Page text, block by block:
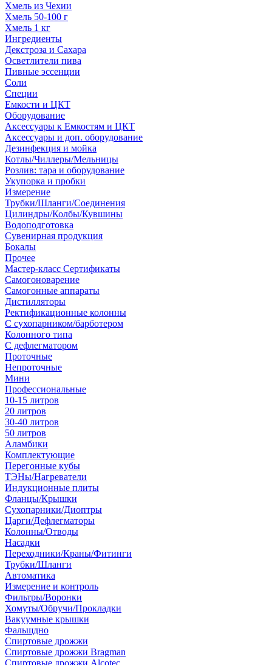
Хмель из Чехии
Хмель 50-100 г
Хмель 1 кг
Ингредиенты
Декстроза и Сахара
Осветлители пива
Пивные эссенции
Соли
Специи
Емкости и ЦКТ
Оборудование
Аксессуары к Емкостям и ЦКТ
Аксессуары и доп. оборудование
Дезинфекция и мойка
Котлы/Чиллеры/Мельницы
Розлив: тара и оборудование
Укупорка и пробки
Измерение
Трубки/Шланги/Соединения
Цилиндры/Колбы/Кувшины
Водоподготовка
Сувенирная продукция
Бокалы
Прочее
Мастер-класс Сертификаты
Самогоноварение
Самогонные аппараты
Дистилляторы
Ректификационные колонны
С сухопарником/барботером
Колонного типа
С дефлегматором
Проточные
Непроточные
Мини
Профессиональные
10-15 литров
20 литров
30-40 литров
50 литров
Аламбики
Комплектующие
Перегонные кубы
ТЭНы/Нагреватели
Индукционные плиты
Фланцы/Крышки
Сухопарники/Диоптры
Царги/Дефлегматоры
Колонны/Отводы
Насадки
Переходники/Краны/Фитинги
Трубки/Шланги
Автоматика
Измерение и контроль
Фильтры/Воронки
Хомуты/Обручи/Прокладки
Вакуумные крышки
Фальшдно
Спиртовые дрожжи
Спиртовые дрожжи Bragman
Спиртовые дрожжи Alcotec